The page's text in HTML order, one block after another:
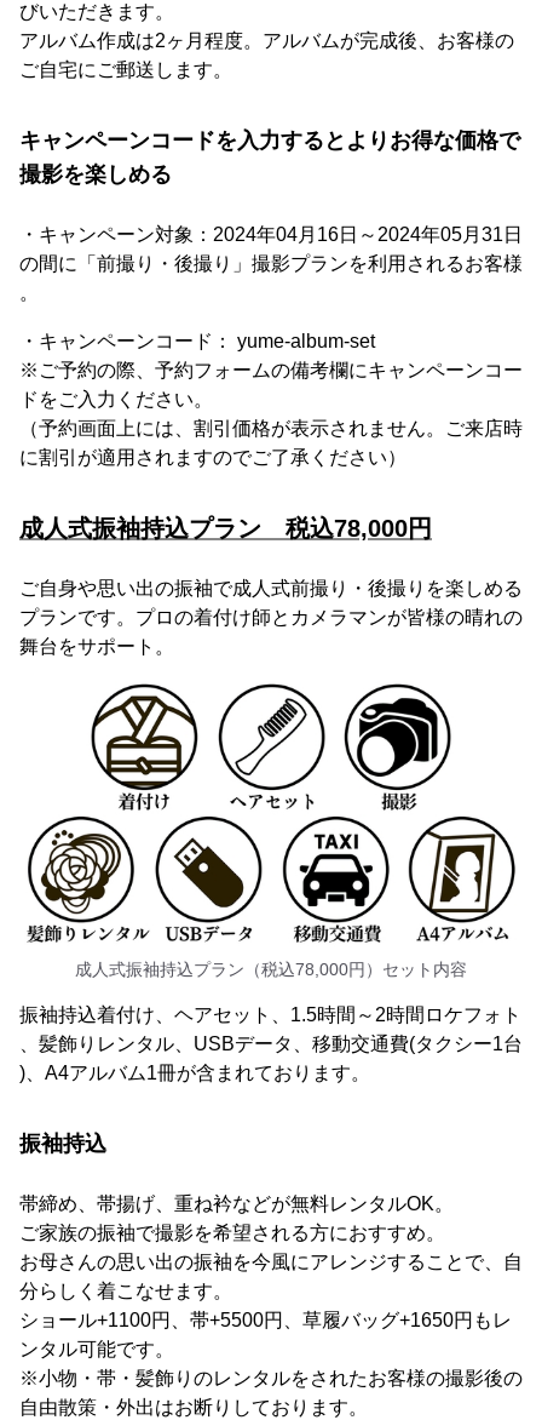
びいただきます。
アルバム作成は2ヶ月程度。アルバムが完成後、お客様の
ご自宅にご郵送します。
キャンペーンコードを入力するとよりお得な価格で
撮影を楽しめる
・キャンペーン対象：2024年04月16日～2024年05月31日
の間に「前撮り・後撮り」撮影プランを利用されるお客様
。
・キャンペーンコード： yume-album-set
※ご予約の際、予約フォームの備考欄にキャンペーンコー
ドをご入力ください。
（予約画面上には、割引価格が表示されません。ご来店時
に割引が適用されますのでご了承ください）
成人式振袖持込プラン 税込78,000円
ご自身や思い出の振袖で成人式前撮り・後撮りを楽しめる
プランです。プロの着付け師とカメラマンが皆様の晴れの
舞台をサポート。
成人式振袖持込プラン（税込78,000円）セット内容
振袖持込着付け、ヘアセット、1.5時間～2時間ロケフォト
、髪飾りレンタル、USBデータ、移動交通費(タクシー1台
)、A4アルバム1冊が含まれております。
振袖持込
帯締め、帯揚げ、重ね衿などが無料レンタルOK。
ご家族の振袖で撮影を希望される方におすすめ。
お母さんの思い出の振袖を今風にアレンジすることで、自
分らしく着こなせます。
ショール+1100円、帯+5500円、草履バッグ+1650円もレ
ンタル可能です。
※小物・帯・髪飾りのレンタルをされたお客様の撮影後の
自由散策・外出はお断りしております。